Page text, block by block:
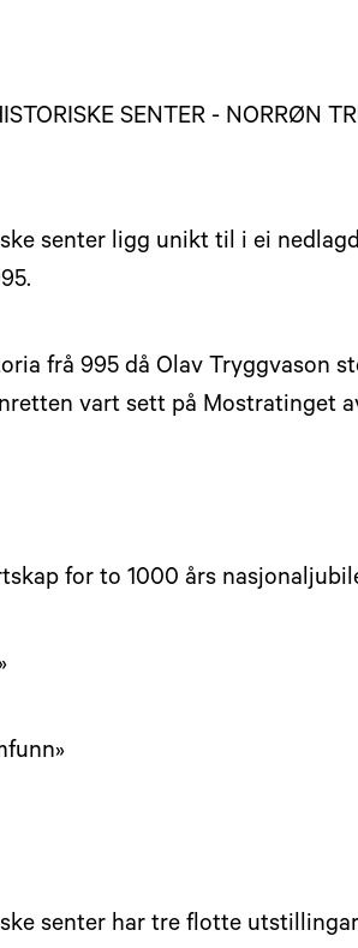
SENTER - NORRØN
senter ligg unikt til i ei
frå 995 då Olav Tryggvason
vart sett på Mostratinget
for to 1000 års
senter har tre flotte